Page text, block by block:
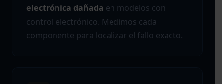
electrónica dañada en modelos con
control electrónico. Medimos cada
componente para localizar el fallo exacto.